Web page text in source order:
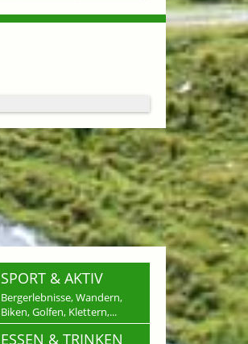
SPORT & AKTIV
Bergerlebnisse, Wandern,
Biken, Golfen, Klettern,...
ESSEN & TRINKEN